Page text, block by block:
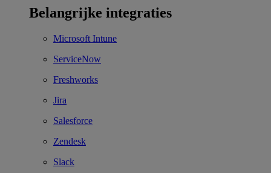
Belangrijke integraties
Microsoft Intune
ServiceNow
Freshworks
Jira
Salesforce
Zendesk
Slack